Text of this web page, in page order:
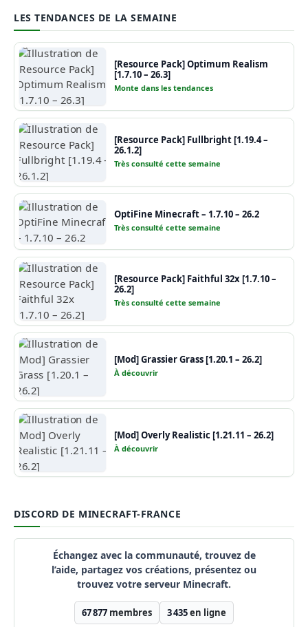
LES TENDANCES DE LA SEMAINE
[Resource Pack] Optimum Realism
[1.7.10 – 26.3]
Monte dans les tendances
[Resource Pack] Fullbright [1.19.4 –
26.1.2]
Très consulté cette semaine
OptiFine Minecraft – 1.7.10 – 26.2
Très consulté cette semaine
[Resource Pack] Faithful 32x [1.7.10 –
26.2]
Très consulté cette semaine
[Mod] Grassier Grass [1.20.1 – 26.2]
À découvrir
[Mod] Overly Realistic [1.21.11 – 26.2]
À découvrir
DISCORD DE MINECRAFT-FRANCE
Échangez avec la communauté, trouvez de
l’aide, partagez vos créations, présentez ou
trouvez votre serveur Minecraft.
67 877 membres 3 435en ligne